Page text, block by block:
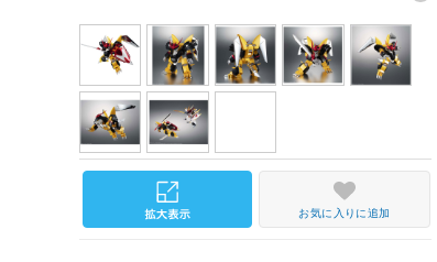
お気に入りに追加